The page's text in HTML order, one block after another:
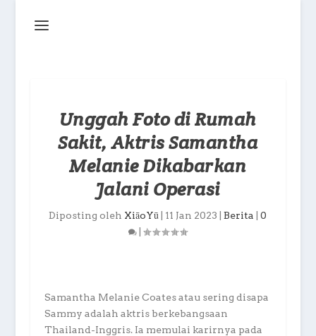
Unggah Foto di Rumah
Sakit, Aktris Samantha
Melanie Dikabarkan
Jalani Operasi
Diposting oleh XiāoYū 11 Jan 2023 |Berita |0
|
Samantha Melanie Coates atau sering disapa
Sammy adalah aktris berkebangsaan
Thailand-Inggris. Ia memulai karirnya pada